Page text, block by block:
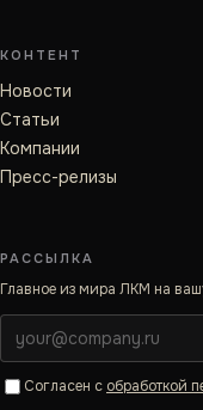
КОНТЕНТ
Новости
Статьи
Компании
Пресс-релизы
РАССЫЛКА
Главное из мира ЛКМ на
Согласен с обработкой